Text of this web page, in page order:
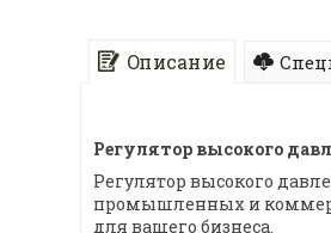
Описание
Регулятор высокого
Регулятор высокого
промышленных и
для вашего бизнеса.